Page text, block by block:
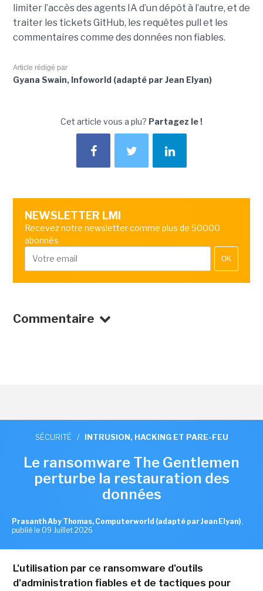
limiter l’accès des agents IA d’un dépôt à l’autre, et de
traiter les tickets GitHub, les requêtes pull et les
commentaires comme des données non fiables.
Article rédigé par
Gyana Swain, Infoworld (adapté par Jean Elyan)
Cet article vous a plu? Partagez le !
NEWSLETTER LMI
Recevez notre newsletter comme plus de 50000
abonnés
OK
Commentaire
SÉCURITÉ / INTRUSION, HACKING ET PARE-FEU
Le ransomware The Gentlemen
perturbe la restauration des
données
Prasanth Aby Thomas, Computerworld (adapté par Jean Elyan) ,
publié le 09 Juillet 2026
L'utilisation par ce ransomware d'outils
d'administration fiables et de tactiques pour